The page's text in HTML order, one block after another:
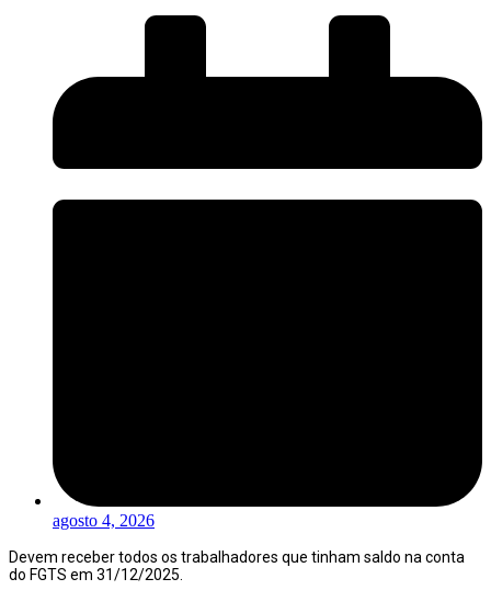
agosto 4, 2026
Devem receber todos os trabalhadores que tinham saldo na conta
do FGTS em 31/12/2025.